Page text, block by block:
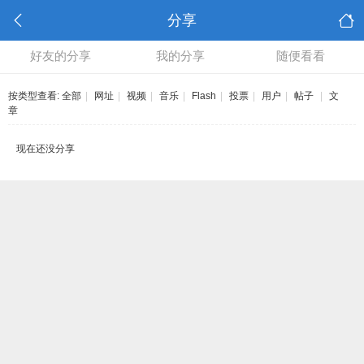
分享
好友的分享 我的分享 随便看看
按类型查看: 全部 网址 视频 音乐 Flash 投票 用户 帖子
文
章
现在还没分享